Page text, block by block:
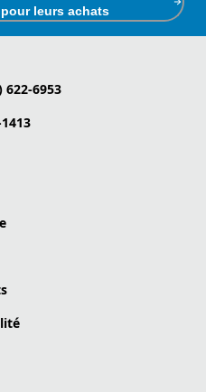
leurs achats
622-6953